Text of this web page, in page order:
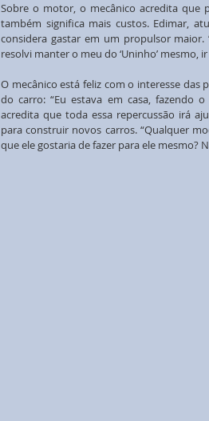
Sobre o motor, o mecânico acredita
também significa mais custos. Edimar,
considera gastar em um propulsor
resolvi manter o meu do ‘Uninho’ mesmo,
O mecânico está feliz com o interesse das
do carro: “Eu estava em casa, fazendo
acredita que toda essa repercussão irá
para construir novos carros. “Qualquer
que ele gostaria de fazer para ele mesmo?